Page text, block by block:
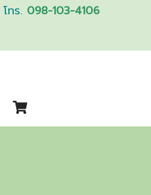
โทร. 098-103-4106